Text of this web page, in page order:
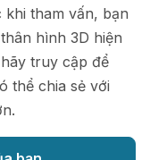
khi tham vấn, bạn
hình 3D hiện
truy cập để
thể chia sẻ với